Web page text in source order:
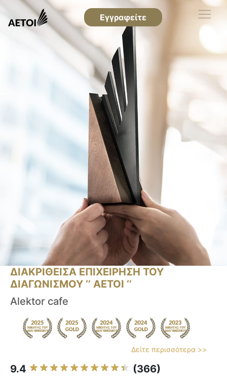
Εγγραφείτε
ΔΙΑΚΡΙΘΕΙΣΑ ΕΠΙΧΕΙΡΗΣΗ ΤΟΥ
ΔΙΑΓΩΝΙΣΜΟΥ ‘’ ΑΕΤΟΙ ‘’
Alektor cafe
Δείτε περισσότερα >>
9.4 (366)